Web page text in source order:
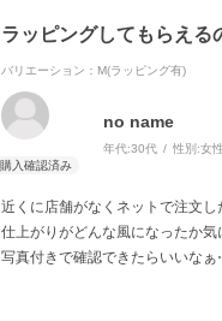
ラッピングしてもらえる
バリエーション：M(ラッピング有)
no name
年代:30代 性別:女性
近くに店舗がなくネットで注文し
仕上がりがどんな風になったか気
写真付きで確認できたらいいな